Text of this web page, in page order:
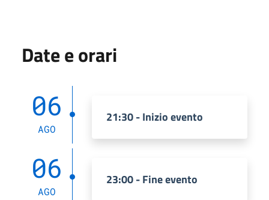
Date e orari
06
AGO
21:30 - Inizio evento
06
AGO
23:00 - Fine evento